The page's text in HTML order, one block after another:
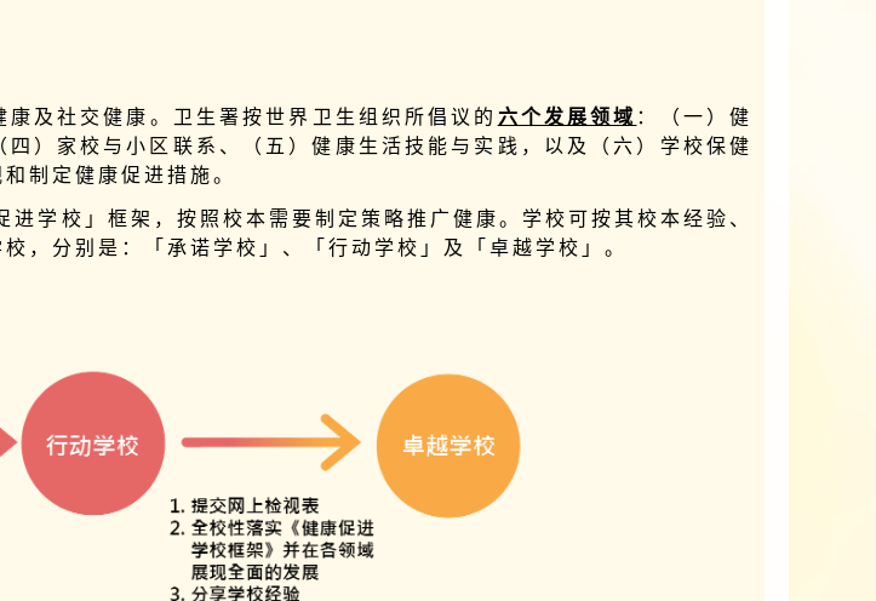
及社交健康。卫生署按世界卫生组织所倡议的 六个发展领域 ：（一）健
）家校与小区联系、（五）健康生活技能与实践，以及（六）学校保健
制定健康促进措施。
进学校」框架，按照校本需要制定策略推广健康。学校可按其校本经验、
，分别是：「承诺学校」、「行动学校」及「卓越学校」。